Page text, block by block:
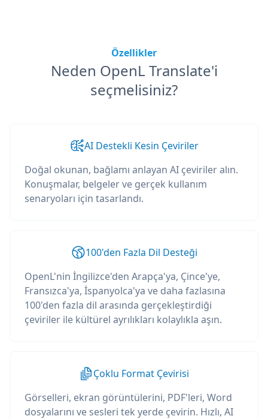
Özellikler
Neden OpenL Translate'i
seçmelisiniz?
AI Destekli Kesin Çeviriler
Doğal okunan, bağlamı anlayan AI çeviriler alın.
Konuşmalar, belgeler ve gerçek kullanım
senaryoları için tasarlandı.
100'den Fazla Dil Desteği
OpenL'nin İngilizce'den Arapça'ya, Çince'ye,
Fransızca'ya, İspanyolca'ya ve daha fazlasına
100'den fazla dil arasında gerçekleştirdiği
çeviriler ile kültürel ayrılıkları kolaylıkla aşın.
Çoklu Format Çevirisi
Görselleri, ekran görüntülerini, PDF'leri, Word
dosyalarını ve sesleri tek yerde çevirin. Hızlı, AI